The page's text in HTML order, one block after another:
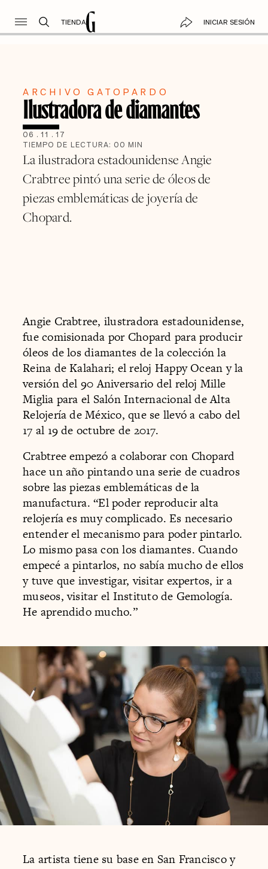
TIENDA INICIAR SESIÓN
ARCHIVO GATOPARDO
Ilustradora de diamantes
06 . 11 . 17
TIEMPO DE LECTURA: 00 MIN
La ilustradora estadounidense Angie
Crabtree pintó una serie de óleos de
piezas emblemáticas de joyería de
Chopard.
Angie Crabtree, ilustradora estadounidense,
fue comisionada por Chopard para producir
óleos de los diamantes de la colección la
Reina de Kalahari; el reloj Happy Ocean y la
versión del 90 Aniversario del reloj Mille
Miglia para el Salón Internacional de Alta
Relojería de México, que se llevó a cabo del
17 al 19 de octubre de 2017.
Crabtree empezó a colaborar con Chopard
hace un año pintando una serie de cuadros
sobre las piezas emblemáticas de la
manufactura. “El poder reproducir alta
relojería es muy complicado. Es necesario
entender el mecanismo para poder pintarlo.
Lo mismo pasa con los diamantes. Cuando
empecé a pintarlos, no sabía mucho de ellos
y tuve que investigar, visitar expertos, ir a
museos, visitar el Instituto de Gemología.
He aprendido mucho.”
La artista tiene su base en San Francisco y